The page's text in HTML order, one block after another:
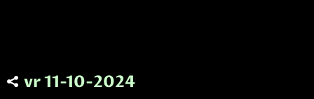
vr 11-10-2024